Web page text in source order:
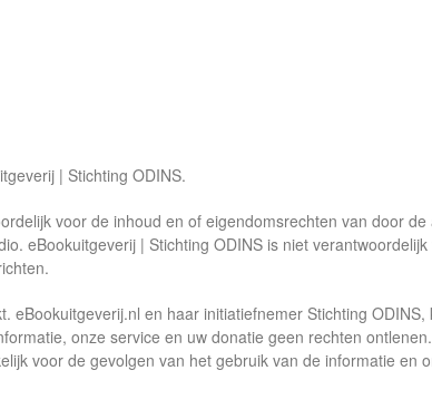
| Stichting ODINS.
voor de inhoud en of eigendomsrechten van door
eBookuitgeverij | Stichting ODINS is niet
eBookuitgeverij.nl en haar initiatiefnemer Stichting
onze service en uw donatie geen rechten
voor de gevolgen van het gebruik van de informatie en